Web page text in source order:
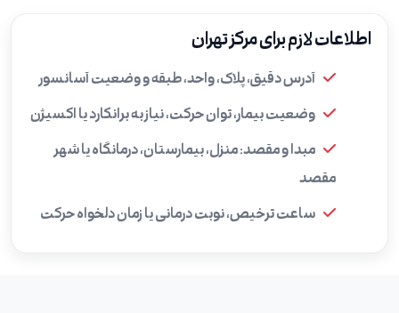
اطلاعات لازم برای مرکز تهران
آدرس دقیق، پلاک، واحد، طبقه و وضعیت آسانسور
وضعیت بیمار، توان حرکت، نیاز به برانکارد یا اکسیژن
مبدا و مقصد: منزل، بیمارستان، درمانگاه یا شهر
مقصد
ساعت ترخیص، نوبت درمانی یا زمان دلخواه حرکت